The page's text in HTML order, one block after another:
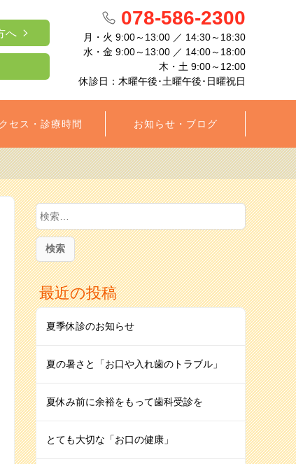
へ
078-586-2300
月・火 9:00～13:00 ／ 14:30～18:30
水・金 9:00～13:00 ／ 14:00～18:00
木・土 9:00～12:00
休診日：木曜午後･土曜午後･日曜祝日
セス・診療時間 お知らせ・ブログ
検
索
:
最近の投稿
夏季休診のお知らせ
夏の暑さと「お口や入れ歯のトラブル」
夏休み前に余裕をもって歯科受診を
とても大切な「お口の健康」